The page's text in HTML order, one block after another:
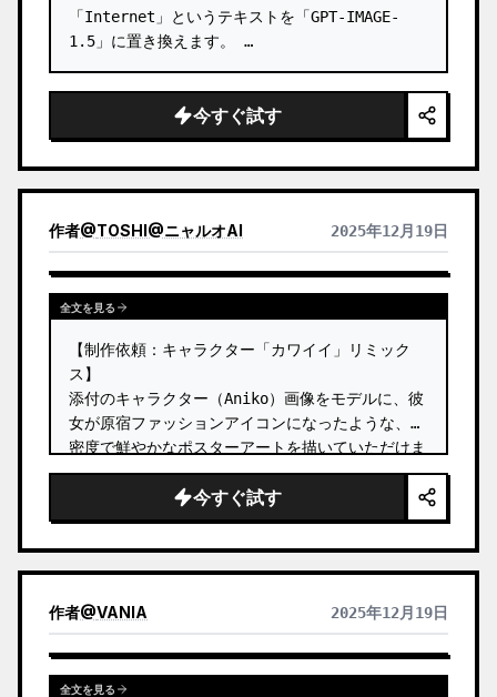
「Internet」というテキストを「GPT-IMAGE-
1.5」に置き換えます。 …
今すぐ試す
作者@TOSHI@ニャルオAI 2025年12月19日
全文を見る
【制作依頼：キャラクター「カワイイ」リミック
ス】
添付のキャラクター（Aniko）画像をモデルに、彼
女が原宿ファッションアイコンになったような、高
密度で鮮やかなポスターアートを描いていただけま
すでしょうか。
【推測してほしいポイント】
**衣装のアップグレード：** 元画像の「制服」と
いう要素に縛られないでください。 …
今すぐ試す
作者@VANIA 2025年12月19日
全文を見る